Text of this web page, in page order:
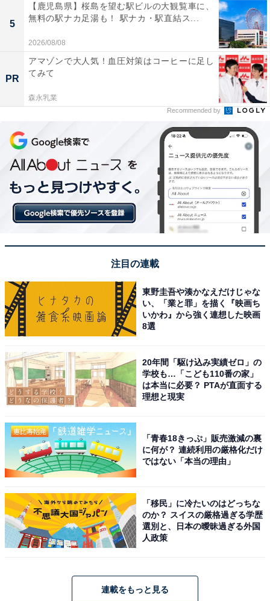
5
【鹿児島県】桜島を望む駅ビルの大観覧車に、
無料の駅ナカ足湯も！ 駅ナカ・駅直結ス...
2026/08/08
PR
アマゾンで大人気！血圧対策はコーヒーに足し
てみて
森永乳業
Recommended by
注目の連載
東野圭吾や湊かなえだけじゃな
い、「業と罪」を描く『映画ち
いかわ』から強く連想した映画
8選
20年間「駆け込み実績ゼロ」の
学校も…「こども110番の家」
は本当に必要？ PTAが直面する
理想と現実
「青春18きっぷ」販売激減の裏
に何が？ 連続利用の厳格化だけ
ではない「本当の理由」
「移民」に冷たいのはどっちな
のか？ スイスの厳格過ぎる学歴
選別と、日本の曖昧過ぎる外国
人政策
連載をもっと見る